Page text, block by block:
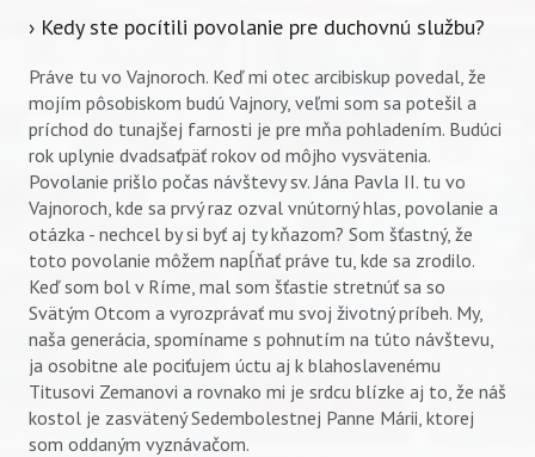
› Kedy ste pocítili povolanie pre duchovnú službu?
Práve tu vo Vajnoroch. Keď mi otec arcibiskup povedal, že
mojím pôsobiskom budú Vajnory, veľmi som sa potešil a
príchod do tunajšej farnosti je pre mňa pohladením. Budúci
rok uplynie dvadsaťpäť rokov od môjho vysvätenia.
Povolanie prišlo počas návštevy sv. Jána Pavla II. tu vo
Vajnoroch, kde sa prvý raz ozval vnútorný hlas, povolanie a
otázka - nechcel by si byť aj ty kňazom? Som šťastný, že
toto povolanie môžem napĺňať práve tu, kde sa zrodilo.
Keď som bol v Ríme, mal som šťastie stretnúť sa so
Svätým Otcom a vyrozprávať mu svoj životný príbeh. My,
naša generácia, spomíname s pohnutím na túto návštevu,
ja osobitne ale pociťujem úctu aj k blahoslavenému
Titusovi Zemanovi a rovnako mi je srdcu blízke aj to, že náš
kostol je zasvätený Sedembolestnej Panne Márii, ktorej
som oddaným vyznávačom.